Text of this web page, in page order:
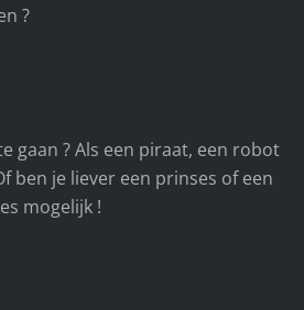
?
gaan ? Als een piraat, een robot
ben je liever een prinses of een
mogelijk !